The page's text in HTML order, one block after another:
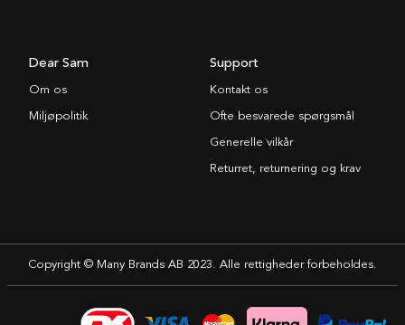
Dear Sam
Om os
Miljøpolitik
Support
Kontakt os
Ofte besvarede spørgsmål
Generelle vilkår
Returret, returnering og krav
Copyright © Many Brands AB 2023. Alle rettigheder forbeholdes.